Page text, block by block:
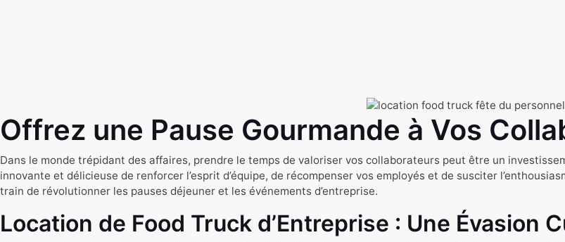
Offrez une Pause Gourmande à Vos
Dans le monde trépidant des affaires, prendre le temps de valoriser vos collaborateurs peut être un
innovante et délicieuse de renforcer l’esprit d’équipe, de récompenser vos employés et de susciter
train de révolutionner les pauses déjeuner et les événements d’entreprise.
Location de Food Truck d’Entreprise : Une Évasion